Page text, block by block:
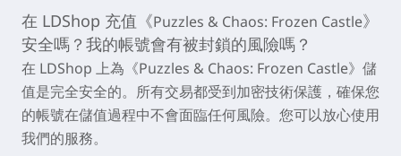
在 LDShop 充值《Puzzles & Chaos: Frozen Castle》
安全嗎？我的帳號會有被封鎖的風險嗎？
在 LDShop 上為《Puzzles & Chaos: Frozen Castle》儲
值是完全安全的。所有交易都受到加密技術保護，確保您
的帳號在儲值過程中不會面臨任何風險。您可以放心使用
我們的服務。